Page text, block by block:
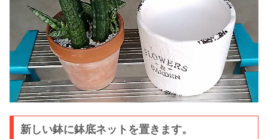
新しい鉢に鉢底ネットを置きます。